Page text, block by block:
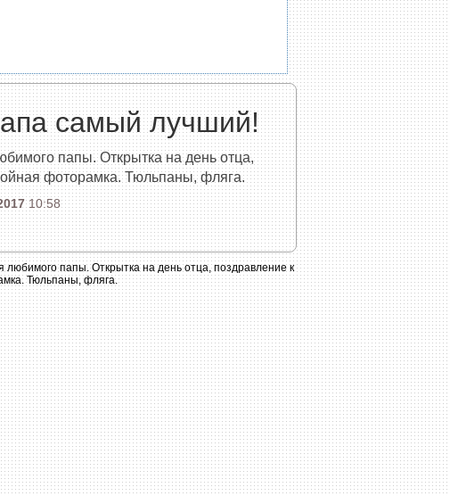
самый лучший!
папы. Открытка на день отца,
фоторамка. Тюльпаны, фляга.
10:58